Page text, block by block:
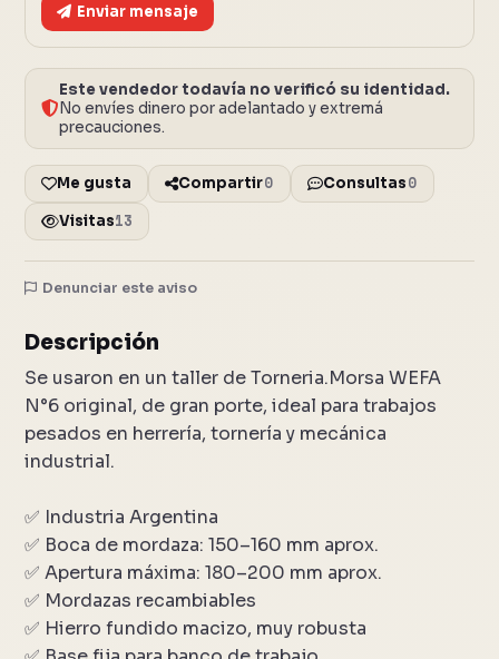
Enviar mensaje
Este vendedor todavía no verificó su identidad.
No envíes dinero por adelantado y extremá
precauciones.
Me gusta Compartir0 Consultas0
Visitas13
Denunciar este aviso
Descripción
Se usaron en un taller de Torneria.Morsa WEFA
N°6 original, de gran porte, ideal para trabajos
pesados en herrería, tornería y mecánica
industrial.
✅ Industria Argentina
✅ Boca de mordaza: 150–160 mm aprox.
✅ Apertura máxima: 180–200 mm aprox.
✅ Mordazas recambiables
✅ Hierro fundido macizo, muy robusta